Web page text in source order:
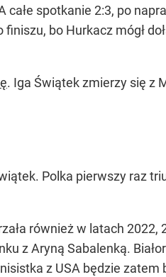
całe spotkanie 2:3, po
bo Hurkacz mógł
. Iga Świątek zmierzy się z
Polka pierwszy raz
również w latach 2022,
z Aryną Sabalenką.
z USA będzie zatem